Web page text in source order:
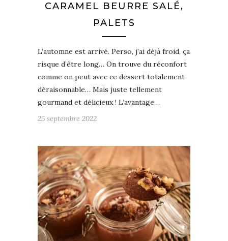
CARAMEL BEURRE SALÉ,
PALETS
L’automne est arrivé. Perso, j’ai déjà froid, ça
risque d’être long… On trouve du réconfort
comme on peut avec ce dessert totalement
déraisonnable… Mais juste tellement
gourmand et délicieux ! L’avantage…
25 septembre 2022